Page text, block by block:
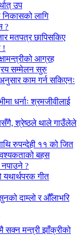
उप
लागि
?
मतपत्र छापिसकिए
!
आग्रह
सम्मेलन सुरु
काम गर्न सकिएनः
धर्नाः श्रमजीवीलाई
श्रेष्ठले थाले गाउँलेले
रुपन्देही ११ को जित
बहस
?
यथार्थपरक गीत
दाम्लो र औँलाभरि
सक्न मन्त्री झाँक्रीको